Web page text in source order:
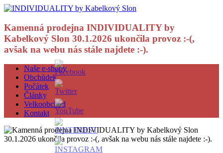
Kamenná prodejna INDIVIDUALITY by
Kabelkový Slon 30.1.2026 ukončila provoz :-(,
avšak na webu nás stále najdete :-).
Naše e-shopy
Obchůdek
Počátek
Články
Velkoobchod
Kontakt